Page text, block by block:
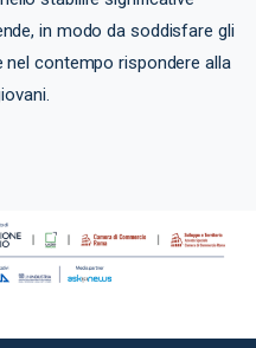
in modo da soddisfare gli
contempo rispondere alla